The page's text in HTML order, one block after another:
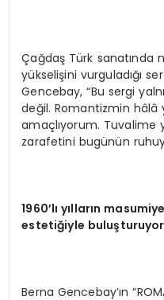
Çağdaş Türk sanatında
yükselişini vurguladığı
Gencebay, “Bu sergi
değil. Romantizmin hâlâ
amaçlıyorum. Tuvalime
zarafetini bugünün
1960’lı yılların
estetiğiyle buluşturuyor
Berna Gencebay’ın